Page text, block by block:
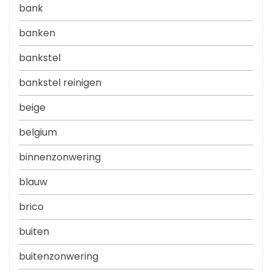
bank
banken
bankstel
bankstel reinigen
beige
belgium
binnenzonwering
blauw
brico
buiten
buitenzonwering